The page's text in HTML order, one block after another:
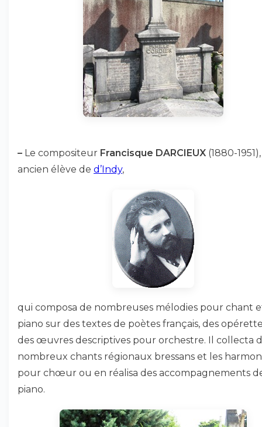
– Le compositeur Francisque DARCIEUX (1880-1951),
ancien élève de d’Indy,
qui composa de nombreuses mélodies pour chant
piano sur des textes de poètes français, des
des œuvres descriptives pour orchestre. Il collecta
nombreux chants régionaux bressans et les
pour chœur ou en réalisa des accompagnements
piano.